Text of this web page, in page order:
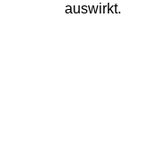
auswirkt.